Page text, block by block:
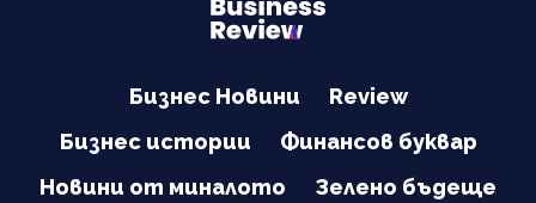
Бизнес Новини
Review
Бизнес истории
Финансов буквар
Новини от миналото
Зелено бъдеще